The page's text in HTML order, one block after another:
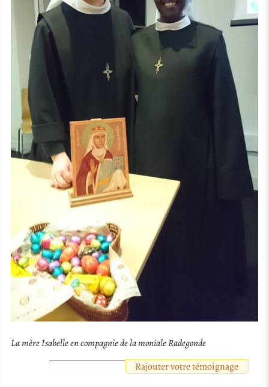
La mère Isabelle en compagnie de la moniale Radegonde
Rajouter votre témoignage